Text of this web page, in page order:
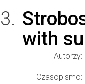
with
Autorzy:
Czasopismo: